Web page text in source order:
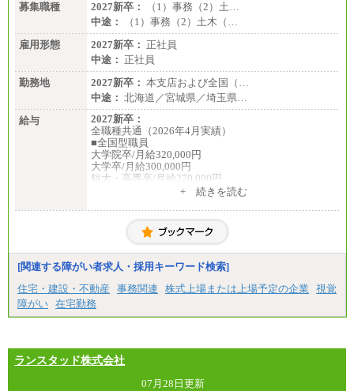
募集職種
2027新卒：
（1）事務（2）土…
中途：
（1）事務（2）土木（…
雇用形態
2027新卒： 正社員
中途： 正社員
勤務地
2027新卒： 本支店および全国（…
中途： 北海道／宮城県／埼玉県…
給与
2027新卒：
全職種共通（2026年4月実績）
■全国型職員
大学院卒/月給320,000円
大学卒/月給300,000円
短大・高専卒/月給270,000円
大学院卒/月給256,000円～288,000円
大学卒/月給240,000円～270,000円
短大・高専卒/月給216,000円～243,000円
■特定職員※
大学院卒/月給234,000円～263,000円
大学卒/月給219,000円～246,000円
短大・高専卒/月給197,000円～222,000円
※拠点型職員、特定職員の給与は、生活の拠点が定
す。
中途：
全職種共通
+ 続きを読む
[関連する障がい者求人・採用キーワード検索]
住宅・建設・不動産
事務関連 株式上場または上場予定の企業
視覚
障がい 在宅勤務
ランスタッド株式会社
07月28日更新